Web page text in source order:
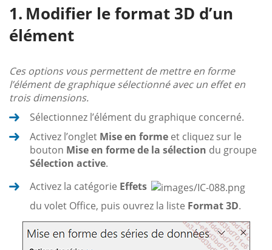
Modifier le format 3D d’un
élément
Ces options vous permettent de mettre en forme
l’élément de graphique sélectionné avec un effet en
trois dimensions.
Sélectionnez l’élément du graphique concerné.
Activez l’onglet Mise en forme et cliquez sur le
bouton Mise en forme de la sélection du groupe
Sélection active.
Activez la catégorie Effets
du volet Office, puis ouvrez la liste Format 3D.